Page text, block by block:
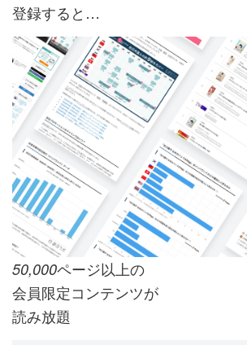
登録すると…
50,000ページ以上の
会員限定コンテンツが
読み放題